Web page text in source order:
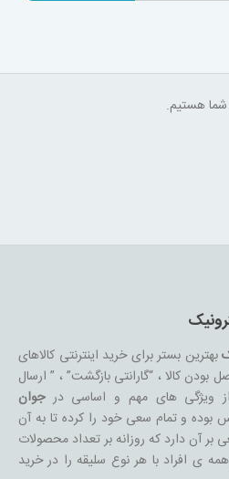
بهترین بستر برای خرید اینترنتی کالاهای
بودن کالا ، “گارانتی بازگشت” ، ” ارسال
ویژگی های مهم و اساسی درجوان
و تمام سعی خود را کرده تا به آن
بر آن دارد که روزانه بر تعداد محصولات
همه ی افراد با هر نوع سلیقه را در خرید